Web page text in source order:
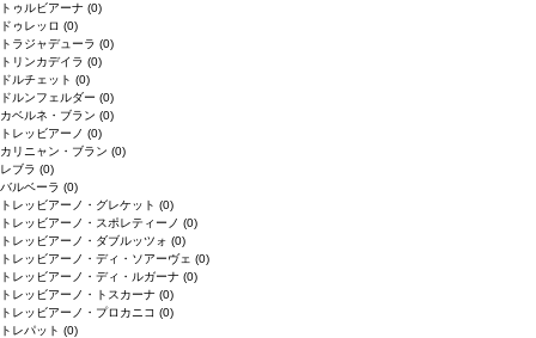
トゥルビアーナ (0)
ドゥレッロ (0)
トラジャデューラ (0)
トリンカデイラ (0)
ドルチェット (0)
ドルンフェルダー (0)
カベルネ・ブラン (0)
トレッビアーノ (0)
カリニャン・ブラン (0)
レブラ (0)
バルベーラ (0)
トレッビアーノ・グレケット (0)
トレッビアーノ・スポレティーノ (0)
トレッビアーノ・ダブルッツォ (0)
トレッビアーノ・ディ・ソアーヴェ (0)
トレッビアーノ・ディ・ルガーナ (0)
トレッビアーノ・トスカーナ (0)
トレッビアーノ・プロカニコ (0)
トレパット (0)